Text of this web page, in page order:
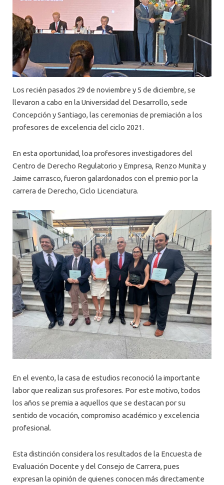
Los recién pasados 29 de noviembre y 5 de diciembre, se
llevaron a cabo en la Universidad del Desarrollo, sede
Concepción y Santiago, las ceremonias de premiación a los
profesores de excelencia del ciclo 2021.
En esta oportunidad, loa profesores investigadores del
Centro de Derecho Regulatorio y Empresa, Renzo Munita y
Jaime carrasco, fueron galardonados con el premio por la
carrera de Derecho, Ciclo Licenciatura.
En el evento, la casa de estudios reconoció la importante
labor que realizan sus profesores. Por este motivo, todos
los años se premia a aquellos que se destacan por su
sentido de vocación, compromiso académico y excelencia
profesional.
Esta distinción considera los resultados de la Encuesta de
Evaluación Docente y del Consejo de Carrera, pues
expresan la opinión de quienes conocen más directamente